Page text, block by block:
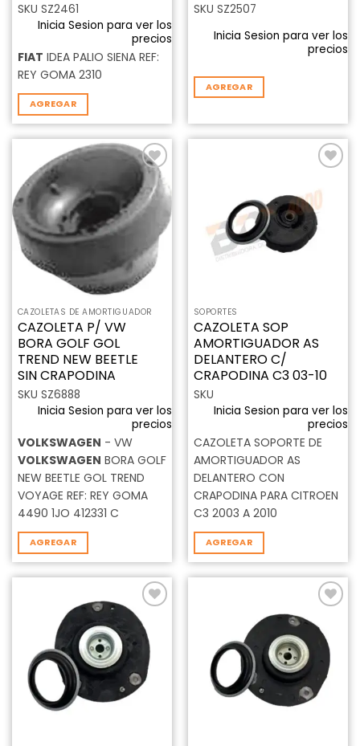
SKU SZ2461
Inicia Sesion para ver los
precios
FIAT IDEA PALIO SIENA REF:
REY GOMA 2310
AGREGAR
SKU SZ2507
Inicia Sesion para ver los
precios
AGREGAR
Añadir
a la
lista de
deseos
CAZOLETAS DE AMORTIGUADOR
CAZOLETA P/ VW
BORA GOLF GOL
TREND NEW BEETLE
SIN CRAPODINA
SKU SZ6888
Inicia Sesion para ver los
precios
VOLKSWAGEN - VW
VOLKSWAGEN BORA GOLF
NEW BEETLE GOL TREND
VOYAGE REF: REY GOMA
4490 1JO 412331 C
AGREGAR
a la
lista de
deseos
SOPORTES
CAZOLETA SOP
AMORTIGUADOR AS
DELANTERO C/
CRAPODINA C3 03-10
SKU
Inicia Sesion para ver los
precios
CAZOLETA SOPORTE DE
AMORTIGUADOR AS
DELANTERO CON
CRAPODINA PARA CITROEN
C3 2003 A 2010
AGREGAR
Añadir
a la
lista de
deseos
Añadir
a la
lista de
deseos